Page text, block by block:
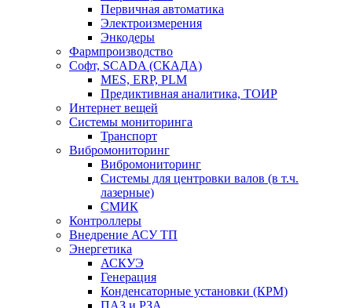
Первичная автоматика
Электроизмерения
Энкодеры
Фармпроизводство
Софт, SCADA (СКАДА)
MES, ERP, PLM
Предиктивная аналитика, ТОИР
Интернет вещей
Системы мониторинга
Транспорт
Вибромониторинг
Вибромониторинг
Системы для центровки валов (в т.ч.
лазерные)
СМИК
Контроллеры
Внедрение АСУ ТП
Энергетика
АСКУЭ
Генерация
Конденсаторные установки (КРМ)